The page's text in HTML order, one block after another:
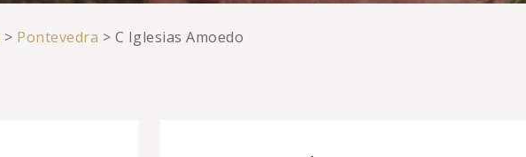
> Pontevedra > C Iglesias Amoedo